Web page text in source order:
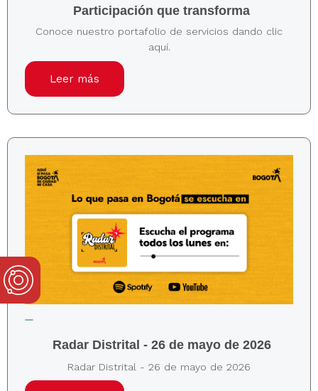
Participación que transforma
Conoce nuestro portafolio de servicios dando clic
aquí.
Leer más
Radar Distrital - 26 de mayo de 2026
Radar Distrital - 26 de mayo de 2026